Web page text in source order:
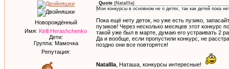
Новорождённый
Имя: Kirill Herashchenko
Дети:
Группа: Мамочка
Репутация:
Quote (NataIIIa)
Мои конкурсы в основном не о детях, так как детей пока
Пока ещё нету деток, но уже есть пузико,
пузиков! Через несколько месяцев этот конкурс
такой уже был в марте, думаю его устраивать 2
Да и вообще, если пропустили конкурс, не
поздно они все повторятся!
NataIIIa , Наташа, конкурсы интересные!